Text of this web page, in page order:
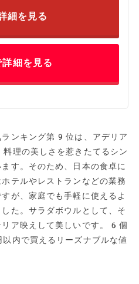
細を見る
細を見る
ランキング第9位は、アデリア
理の美しさを惹きたてるシン
す。そのため、日本の食卓に
テルやレストランなどの業務
が、家庭でも手軽に使えるよ
た。サラダボウルとして、そ
リア映えして美しいです。6個
で買えるリーズナブルな値